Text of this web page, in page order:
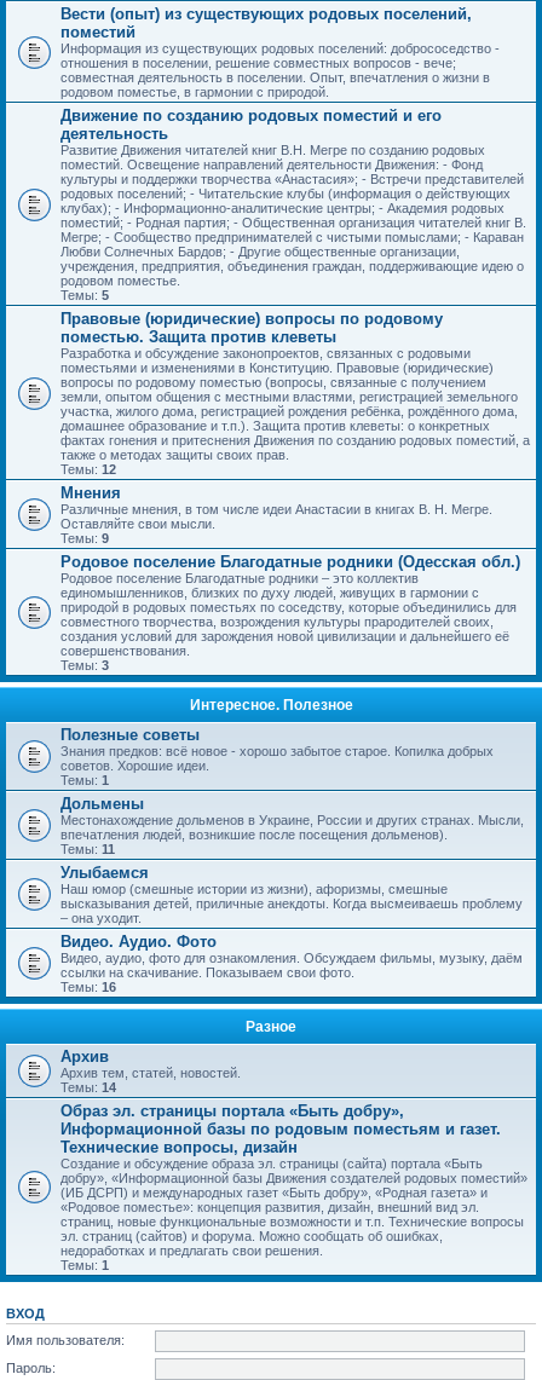
Вести (опыт) из существующих родовых поселений,
поместий
Информация из существующих родовых поселений: добрососедство -
отношения в поселении, решение совместных вопросов - вече;
совместная деятельность в поселении. Опыт, впечатления о жизни в
родовом поместье, в гармонии с природой.
Движение по созданию родовых поместий и его
деятельность
Развитие Движения читателей книг В.Н. Мегре по созданию родовых
поместий. Освещение направлений деятельности Движения: - Фонд
культуры и поддержки творчества «Анастасия»; - Встречи представителей
родовых поселений; - Читательские клубы (информация о действующих
клубах); - Информационно-аналитические центры; - Академия родовых
поместий; - Родная партия; - Общественная организация читателей книг В.
Мегре; - Сообщество предпринимателей с чистыми помыслами; - Караван
Любви Солнечных Бардов; - Другие общественные организации,
учреждения, предприятия, объединения граждан, поддерживающие идею о
родовом поместье.
Темы: 5
Правовые (юридические) вопросы по родовому
поместью. Защита против клеветы
Разработка и обсуждение законопроектов, связанных с родовыми
поместьями и изменениями в Конституцию. Правовые (юридические)
вопросы по родовому поместью (вопросы, связанные с получением
земли, опытом общения с местными властями, регистрацией земельного
участка, жилого дома, регистрацией рождения ребёнка, рождённого дома,
домашнее образование и т.п.). Защита против клеветы: о конкретных
фактах гонения и притеснения Движения по созданию родовых поместий, а
также о методах защиты своих прав.
Темы: 12
Мнения
Различные мнения, в том числе идеи Анастасии в книгах В. Н. Мегре.
Оставляйте свои мысли.
Темы: 9
Родовое поселение Благодатные родники (Одесская обл.)
Родовое поселение Благодатные родники – это коллектив
единомышленников, близких по духу людей, живущих в гармонии с
природой в родовых поместьях по соседству, которые объединились для
совместного творчества, возрождения культуры прародителей своих,
создания условий для зарождения новой цивилизации и дальнейшего её
совершенствования.
Темы: 3
Интересное. Полезное
Полезные советы
Знания предков: всё новое - хорошо забытое старое. Копилка добрых
советов. Хорошие идеи.
Темы: 1
Дольмены
Местонахождение дольменов в Украине, России и других странах. Мысли,
впечатления людей, возникшие после посещения дольменов).
Темы: 11
Улыбаемся
Наш юмор (смешные истории из жизни), афоризмы, смешные
высказывания детей, приличные анекдоты. Когда высмеиваешь проблему
– она уходит.
Видео. Аудио. Фото
Видео, аудио, фото для ознакомления. Обсуждаем фильмы, музыку, даём
ссылки на скачивание. Показываем свои фото.
Темы: 16
Разное
Архив
Архив тем, статей, новостей.
Темы: 14
Образ эл. страницы портала «Быть добру»,
Информационной базы по родовым поместьям и газет.
Технические вопросы, дизайн
Создание и обсуждение образа эл. страницы (сайта) портала «Быть
добру», «Информационной базы Движения создателей родовых поместий»
(ИБ ДСРП) и международных газет «Быть добру», «Родная газета» и
«Родовое поместье»: концепция развития, дизайн, внешний вид эл.
страниц, новые функциональные возможности и т.п. Технические вопросы
эл. страниц (сайтов) и форума. Можно сообщать об ошибках,
недоработках и предлагать свои решения.
Темы: 1
ВХОД
Имя пользователя:
Пароль: